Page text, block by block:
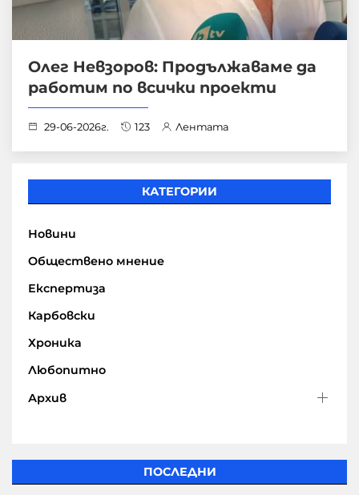
Олег Невзоров: Продължаваме да
работим по всички проекти
29-06-2026г. 123 Лентата
КАТЕГОРИИ
Новини
Обществено мнение
Експертиза
Карбовски
Хроника
Любопитно
Архив
ПОСЛЕДНИ